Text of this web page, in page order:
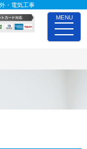
MENU
toggle
・電気工事